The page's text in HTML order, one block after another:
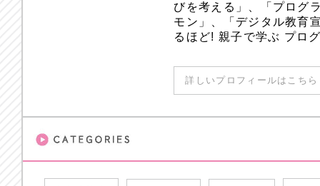
びを考える」、「プログ
モン」、「デジタル教育
るほど! 親子で学ぶ プロ
詳しいプロフィールはこち